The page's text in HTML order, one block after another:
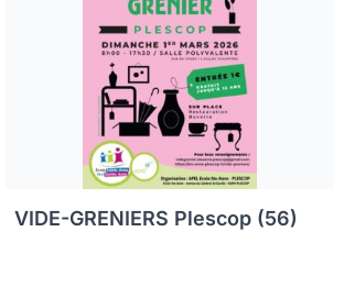
VIDE-GRENIERS Plescop (56)